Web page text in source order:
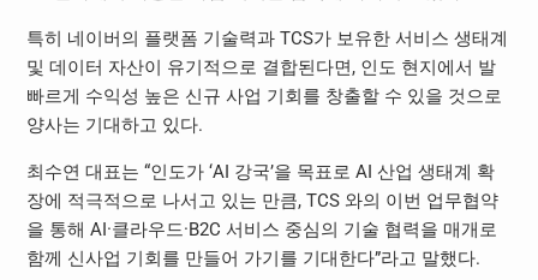
특히 네이버의 플랫폼 기술력과 TCS가 보유한 서비스 생태계
및 데이터 자산이 유기적으로 결합된다면, 인도 현지에서 발
빠르게 수익성 높은 신규 사업 기회를 창출할 수 있을 것으로
양사는 기대하고 있다.
최수연 대표는 “인도가 ‘AI 강국’을 목표로 AI 산업 생태계 확
장에 적극적으로 나서고 있는 만큼, TCS 와의 이번 업무협약
을 통해 AI·클라우드·B2C 서비스 중심의 기술 협력을 매개로
함께 신사업 기회를 만들어 가기를 기대한다”라고 말했다.